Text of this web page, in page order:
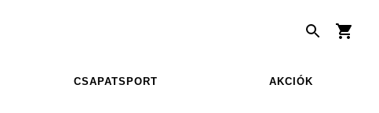
CSAPATSPORT AKCIÓK